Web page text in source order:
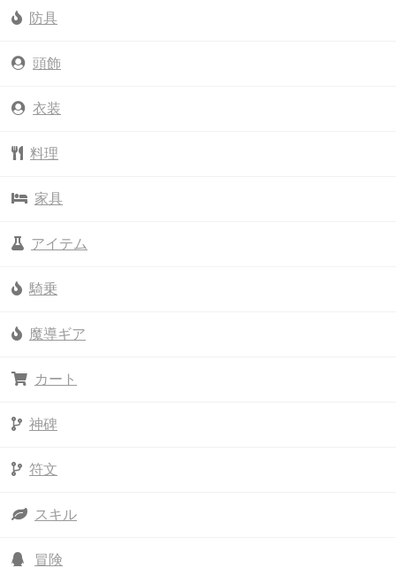
防具
頭飾
衣装
料理
家具
アイテム
騎乗
魔導ギア
カート
神碑
符文
スキル
冒険